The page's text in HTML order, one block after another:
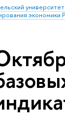
экономики